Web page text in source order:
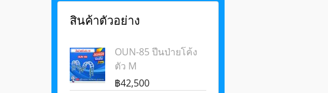
สินค้าตัวอย่าง
OUN-85 ปีนป่ายโค้ง
ตัว M
฿42,500